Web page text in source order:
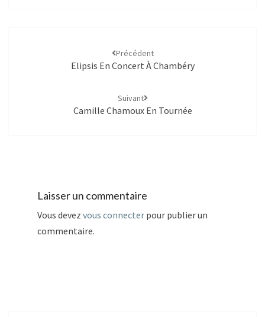
Précédent
Elipsis En Concert À Chambéry
Suivant
Camille Chamoux En Tournée
Laisser un commentaire
Vous devez vous connecter pour publier un
commentaire.